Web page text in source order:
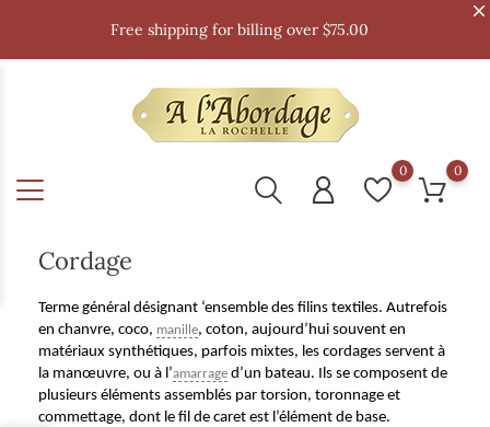
Free shipping for billing over $75.00
0 0
Cordage
Terme général désignant ‘ensemble des filins textiles. Autrefois
en chanvre, coco, manille, coton, aujourd’hui souvent en
matériaux synthétiques, parfois mixtes, les cordages servent à
la manœuvre, ou à l’amarrage d’un bateau. Ils se composent de
plusieurs éléments assemblés par torsion, toronnage et
commettage, dont le fil de caret est l’élément de base.